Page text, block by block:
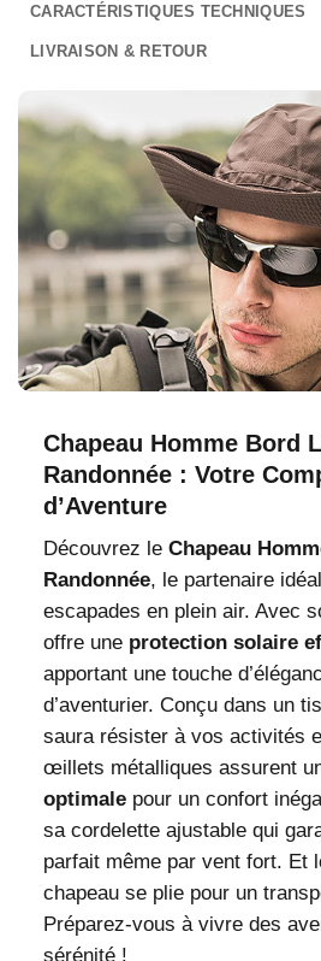
CARACTÉRISTIQUES TECHNIQUES
LIVRAISON & RETOUR
Chapeau Homme Bord
Randonnée : Votre
d’Aventure
Découvrez le Chapeau
Randonnée, le partenaire
escapades en plein air. Avec
offre une protection solaire
apportant une touche
d’aventurier. Conçu dans un
saura résister à vos activités
œillets métalliques assurent
optimalepour un confort
sa cordelette ajustable qui
parfait même par vent fort. Et
chapeau se plie pour un
Préparez-vous à vivre des
sérénité !